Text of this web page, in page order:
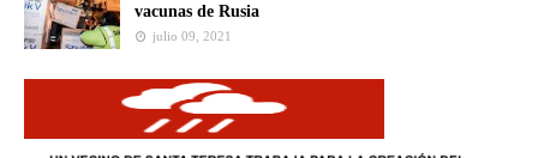
vacunas de Rusia
julio 09, 2021